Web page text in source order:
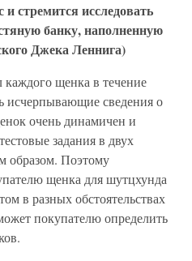
стремится исследовать
банку, наполненную
Джека Леннига)
щенка в течение
исчерпывающие сведения о
очень динамичен и
задания в двух
образом. Поэтому
щенка для шутцхунда
в разных обстоятельствах
покупателю определить